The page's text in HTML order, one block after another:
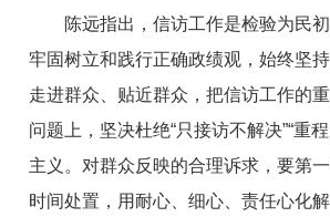
陈远指出，信访工作是检验为民
牢固树立和践行正确政绩观，始终坚
走进群众、贴近群众，把信访工作的
问题上，坚决杜绝“只接访不解决”“重
主义。对群众反映的合理诉求，要第
时间处置，用耐心、细心、责任心化